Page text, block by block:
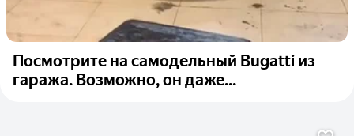
Посмотрите на самодельный Bugatti из
гаража. Возможно, он даже...